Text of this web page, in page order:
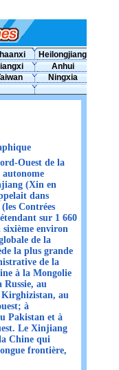
Heilongjiang
Anhui
Ningxia
Ouest de la
(Xin en
dans
Contrées
sur 1 660
sixième environ
de la
la plus grande
de la
à la Mongolie
Russie, au
au
à
Pakistan et à
Le Xinjiang
Chine qui
frontière,